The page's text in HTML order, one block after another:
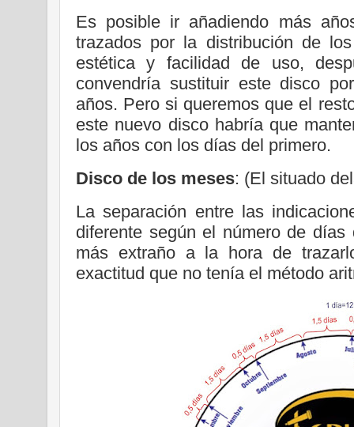
Es posible ir añadiendo más
trazados por la distribución de
estética y facilidad de uso,
convendría sustituir este disco
años. Pero si queremos que el
este nuevo disco habría que
los años con los días del primero.
Disco de los meses: (El situado
La separación entre las
diferente según el número de
más extraño a la hora de
exactitud que no tenía el método